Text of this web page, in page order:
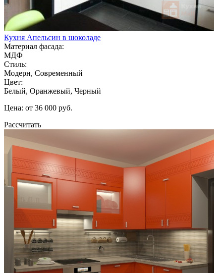
Кухня Апельсин в шоколаде
Материал фасада:
МДФ
Стиль:
Модерн, Современный
Цвет:
Белый, Оранжевый, Черный
Цена: от 36 000 руб.
Рассчитать